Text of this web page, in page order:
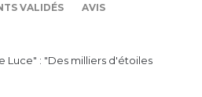
VALIDÉS
AVIS
Luce" : "Des milliers d'étoiles